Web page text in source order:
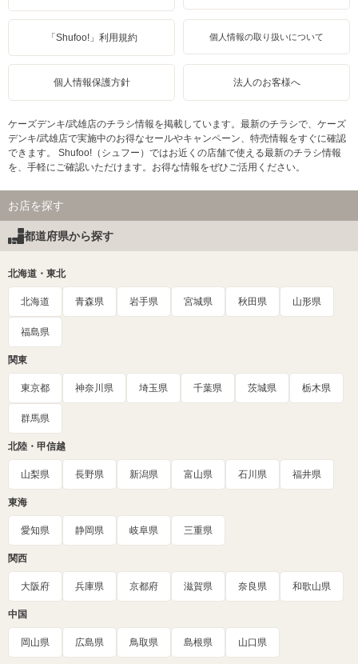
「Shufoo!」利用規約 個人情報の取り扱いについて
個人情報保護方針 法人のお客様へ
ケーズデンキ/武雄店のチラシ情報を掲載しています。最新のチラシで、ケーズ
デンキ/武雄店で実施中のお得なセールやキャンペーン、特売情報をすぐに確認
できます。 Shufoo!（シュフー）ではお近くの店舗で使える最新のチラシ情報
を、手軽にご確認いただけます。お得な情報をぜひご活用ください。
お店を探す
都道府県から探す
北海道・東北
北海道 青森県 岩手県 宮城県 秋田県 山形県
福島県
関東
東京都 神奈川県 埼玉県 千葉県 茨城県 栃木県
群馬県
北陸・甲信越
山梨県 長野県 新潟県 富山県 石川県 福井県
東海
愛知県 静岡県 岐阜県 三重県
関西
大阪府 兵庫県 京都府 滋賀県 奈良県 和歌山県
中国
岡山県 広島県 鳥取県 島根県 山口県